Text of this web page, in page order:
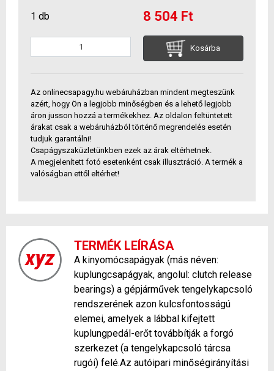
1 db 8 504 Ft
Kosárba
Az onlinecsapagy.hu webáruházban mindent megteszünk
azért, hogy Ön a legjobb minőségben és a lehető legjobb
áron jusson hozzá a termékekhez. Az oldalon feltüntetett
árakat csak a webáruházból történő megrendelés esetén
tudjuk garantálni!
Csapágyszaküzletünkben ezek az árak eltérhetnek.
A megjelenített fotó esetenként csak illusztráció. A termék a
valóságban ettől eltérhet!
TERMÉK LEÍRÁSA
A kinyomócsapágyak (más néven:
kuplungcsapágyak, angolul: clutch release
bearings) a gépjárművek tengelykapcsoló
rendszerének azon kulcsfontosságú
elemei, amelyek a lábbal kifejtett
kuplungpedál-erőt továbbítják a forgó
szerkezet (a tengelykapcsoló tárcsa
rugói) felé.Az autóipari minőségirányítási